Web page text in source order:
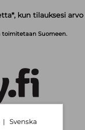
kun tilauksesi arvo
toimitetaan Suomeen.
| Svenska